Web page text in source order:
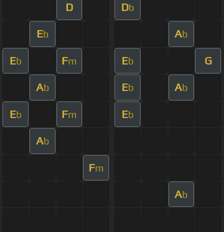
D Db
Eb Ab
Eb Fm Eb G
Ab Eb Ab
Eb Fm Eb
Ab
Fm
Ab